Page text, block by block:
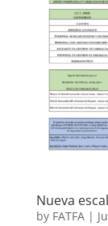
Nueva
by FATFA|